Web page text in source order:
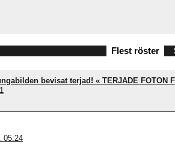
Flest röster
bevisat terjad! « TERJADE FOTON
05:24